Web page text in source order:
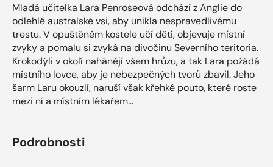
Mladá učitelka Lara Penroseová odchází z Anglie do
odlehlé australské vsi, aby unikla nespravedlivému
trestu. V opuštěném kostele učí děti, objevuje místní
zvyky a pomalu si zvyká na divočinu Severního teritoria.
Krokodýli v okolí nahánějí všem hrůzu, a tak Lara požádá
místního lovce, aby je nebezpečných tvorů zbavil. Jeho
šarm Laru okouzlí, naruší však křehké pouto, které roste
mezi ní a místním lékařem…
Podrobnosti